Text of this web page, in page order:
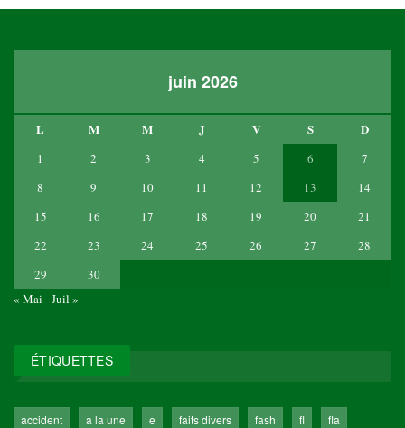
juin 2026
L M M J V S D
1 2 3 4 5 6
7
8
9 10 11 12 13
14
15
16 17 18 19 20
21
22
23 24 25 26 27
28
29
30
« Mai
Juil »
ÉTIQUETTES
accident a la une e faits divers fash fl
fla